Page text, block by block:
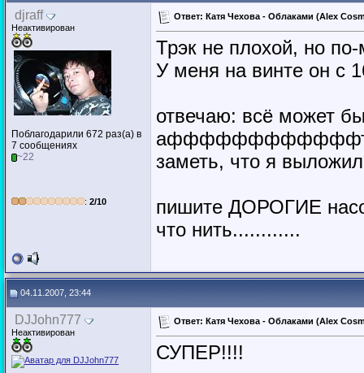
djraff
Неактивирован
Поблагодарили 672 раз(а) в
7 сообщениях
~22
: 2/10
Ответ: Катя Чехова - Облаками (Alex
Трэк не плохой, но
У меня на винте он с
отвечаю: всё может
заметь, что я
пишите ДОРОГИЕ
что нить............
04.11.2007, 23:44
DJJohn777
Неактивирован
Ответ: Катя Чехова - Облаками (Alex
СУПЕР!!!!